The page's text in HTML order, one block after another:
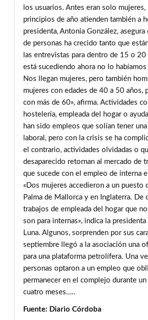
los usuarios. Antes eran solo mujeres,
principios de año atienden también a
presidenta, Antonia González, asegura
de personas ha crecido tanto que
las entrevistas para dentro de 15 o 20
está sucediendo ahora no lo
Nos llegan mujeres, pero también
mujeres con edades de 40 a 50 años,
con más de 60», afirma. Actividades
hostelería, empleada del hogar o
han sido empleos que solían tener una
laboral, pero con la crisis se ha
el contrario, actividades olvidadas o
desaparecido retornan al mercado de
que sucede con el empleo de interna
«Dos mujeres accedieron a un puesto
Palma de Mallorca y en Inglaterra. De
trabajos de empleada del hogar que
son para internas», indica la
Luna. Algunos, sorprenden por sus
septiembre llegó a la asociación una
para una plataforma petrolífera. Una
personas optaron a un empleo que
permanecer en el complejo durante
cuatro meses…..
Fuente: Diario Córdoba